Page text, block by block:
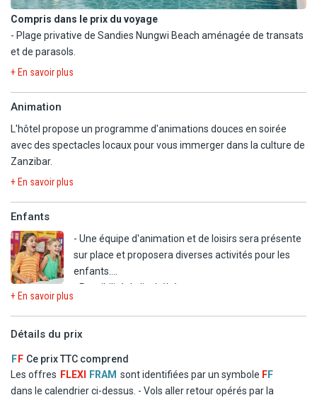
de mer sur la plage ou au bord de la piscine.
- Accès au restaurant à la carte.
Compris dans le prix du voyage
- Plage privative de Sandies Nungwi Beach aménagée de transats
et de parasols.
- Piscine à débordement extérieure d'eau douce, aménagée de
- Prêt de serviettes de piscine / de plage.
- Billard.
- Tennis de table.
- Beach-volley.
En option payante
- Centre de plongée interne au Resort : plongée, snorkeling, sports
nautiques non motorisés (en supplément)/
- Amar Spa et centre de bien-être.
À proximité :
- Nungwi Mnarani Aquarium (3 km).
- Parc aquatique Splash Paradise (3 km).
- Mangapwani Coral cave (40 km).
- Kichwele Forest Reserve (42 km).
+ En savoir plus
Animation
L'hôtel propose un programme d'animations douces en soirée
avec des spectacles locaux pour vous immerger dans la culture de
Zanzibar.
+ En savoir plus
Enfants
- Une équipe d'animation et de loisirs sera présente
sur place et proposera diverses activités pour les
enfants.
- Possibilité de lits bébé.
Avec supplément :
-Service de babysitting (sur demande).
+ En savoir plus
Détails du prix
F F Ce prix TTC comprend
Les offres FLEXI FRAM sont identifiées par un symbole FF
dans le calendrier ci-dessus. - Vols aller retour opérés par la